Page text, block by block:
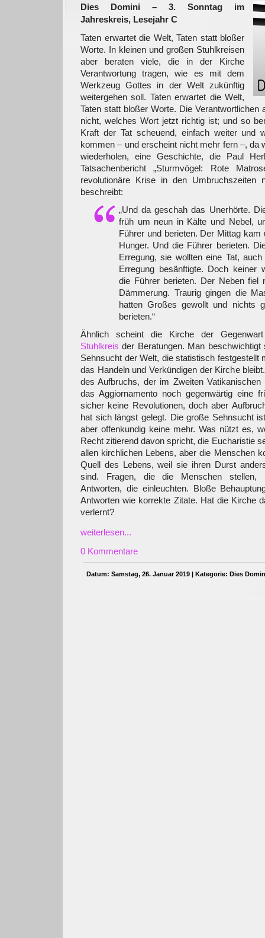
Dies Domini – 3. Sonntag im
Jahreskreis, Lesejahr C
Taten erwartet die Welt, Taten statt bloßer
Worte. In kleinen und großen Stuhlkreisen
aber beraten viele, die in der Kirche
Verantwortung tragen, wie es mit dem
Werkzeug Gottes in der Welt zukünftig
weitergehen soll. Taten erwartet die Welt,
Taten statt bloßer Worte. Die Verantwortlichen
nicht, welches Wort jetzt richtig ist; und so
Kraft der Tat scheuend, einfach weiter und
kommen – und erscheint nicht mehr fern –, da
wiederholen, eine Geschichte, die Paul
Tatsachenbericht „Sturmvögel: Rote
revolutionäre Krise in den Umbruchszeiten
beschreibt:
„Und da geschah das Unerhörte.
früh um neun in Kälte und Nebel,
Führer und berieten. Der Mittag kam
Hunger. Und die Führer berieten.
Erregung, sie wollten eine Tat,
Erregung besänftigte. Doch keiner
die Führer berieten. Der Neben fiel
Dämmerung. Traurig gingen die
hatten Großes gewollt und nichts
berieten.“
Ähnlich scheint die Kirche der
Stuhlkreis der Beratungen. Man beschwichtigt
Sehnsucht der Welt, die statistisch festgestellt
das Handeln und Verkündigen der Kirche
des Aufbruchs, der im Zweiten
das Aggiornamento noch gegenwärtig eine
sicher keine Revolutionen, doch aber
hat sich längst gelegt. Die große Sehnsucht
aber offenkundig keine mehr. Was nützt es,
Recht zitierend davon spricht, die Eucharistie
allen kirchlichen Lebens, aber die Menschen
Quell des Lebens, weil sie ihren Durst
sind. Fragen, die die Menschen stellen,
Antworten, die einleuchten. Bloße
Antworten wie korrekte Zitate. Hat die Kirche
verlernt?
weiterlesen...
0 Kommentare
Datum: Samstag, 26. Januar 2019 | Kategorie: Dies